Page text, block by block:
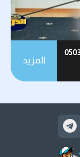
المزيد